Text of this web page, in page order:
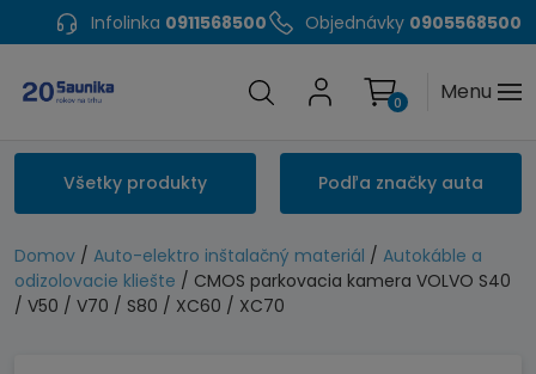
Infolinka 0911568500 Objednávky 0905568500
Menu
0
Všetky produkty Podľa značky auta
Domov / Auto-elektro inštalačný materiál / Autokáble a
odizolovacie kliešte / CMOS parkovacia kamera VOLVO S40
/ V50 / V70 / S80 / XC60 / XC70